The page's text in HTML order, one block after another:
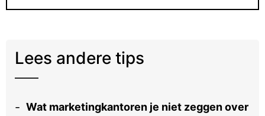
Lees andere tips
Wat marketingkantoren je niet zeggen over